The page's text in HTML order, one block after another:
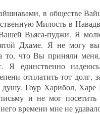
в обществе
Милость в
Вьяса-пуджи. Я
Дхаме. Я не могу
то, что Вы приняли
Я единственно
отплатить тот долг,
Гоур Харибол,
и не мог
времени мне не